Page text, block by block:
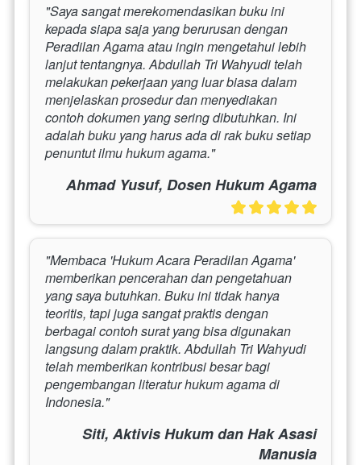
"Saya sangat merekomendasikan buku ini
kepada siapa saja yang berurusan dengan
Peradilan Agama atau ingin mengetahui lebih
lanjut tentangnya. Abdullah Tri Wahyudi telah
melakukan pekerjaan yang luar biasa dalam
menjelaskan prosedur dan menyediakan
contoh dokumen yang sering dibutuhkan. Ini
adalah buku yang harus ada di rak buku setiap
penuntut ilmu hukum agama."
Ahmad Yusuf, Dosen Hukum Agama
"Membaca 'Hukum Acara Peradilan Agama'
memberikan pencerahan dan pengetahuan
yang saya butuhkan. Buku ini tidak hanya
teoritis, tapi juga sangat praktis dengan
berbagai contoh surat yang bisa digunakan
langsung dalam praktik. Abdullah Tri Wahyudi
telah memberikan kontribusi besar bagi
pengembangan literatur hukum agama di
Indonesia."
Siti, Aktivis Hukum dan Hak Asasi
Manusia